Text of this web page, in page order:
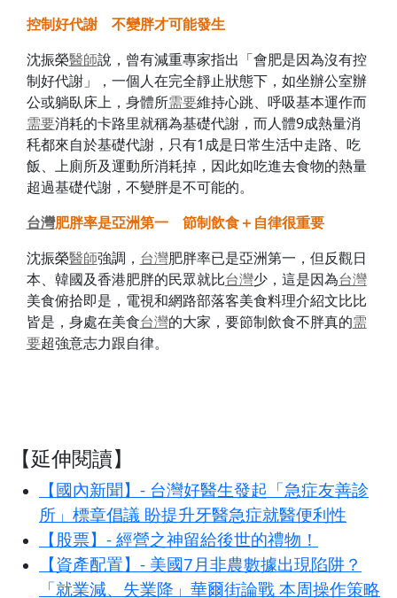
控制好代謝 不變胖才可能發生
沈振榮醫師說，曾有減重專家指出「會肥是因為沒有控
制好代謝」，一個人在完全靜止狀態下，如坐辦公室辦
公或躺臥床上，身體所需要維持心跳、呼吸基本運作而
需要消耗的卡路里就稱為基礎代謝，而人體9成熱量消
秏都來自於基礎代謝，只有1成是日常生活中走路、吃
飯、上廁所及運動所消耗掉，因此如吃進去食物的熱量
超過基礎代謝，不變胖是不可能的。
台灣肥胖率是亞洲第一 節制飲食＋自律很重要
沈振榮醫師強調， 台灣肥胖率已是亞洲第一，但反觀日
本、韓國及香港肥胖的民眾就比台灣少，這是因為台灣
美食俯拾即是，電視和網路部落客美食料理介紹文比比
皆是，身處在美食台灣的大家，要節制飲食不胖真的需
要超強意志力跟自律。
【延伸閱讀】
【國內新聞】- 台灣好醫生發起「急症友善診
所」標章倡議 盼提升牙醫急症就醫便利性
【股票】- 經營之神留給後世的禮物！
【資產配置】- 美國7月非農數據出現陷阱？
「就業減、失業降」華爾街論戰 本周操作策略